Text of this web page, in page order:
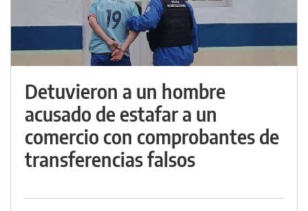
Detuvieron a un hombre
acusado de estafar a un
comercio con comprobantes de
transferencias falsos